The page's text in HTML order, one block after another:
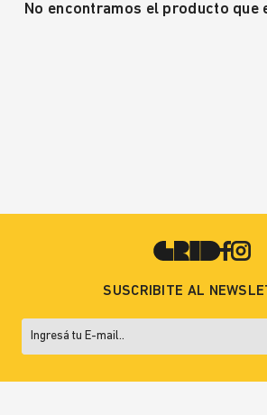
No encontramos el producto que
SUSCRIBITE AL